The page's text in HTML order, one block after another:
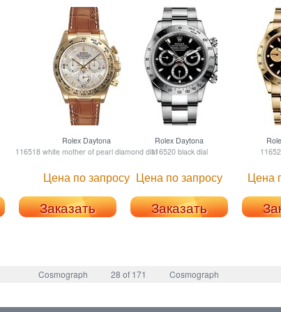
RolexDaytona
116518 white mother of pearl diamond dial
Цена по запросу
Заказать
Rolex Daytona
116520 black dial
Цена по запросу
Заказать
Цена
Cosmograph 28 of 171 Cosmograph